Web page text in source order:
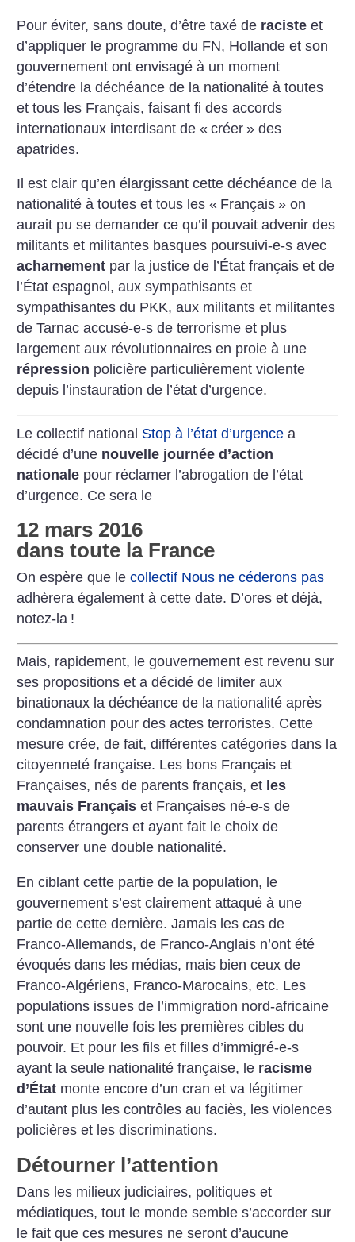
Pour éviter, sans doute, d’être taxé de raciste et
d’appliquer le programme du FN, Hollande et son
gouvernement ont envisagé à un moment
d’étendre la déchéance de la nationalité à toutes
et tous les Français, faisant fi des accords
internationaux interdisant de « créer » des
apatrides.
Il est clair qu’en élargissant cette déchéance de la
nationalité à toutes et tous les « Français » on
aurait pu se demander ce qu’il pouvait advenir des
militants et militantes basques poursuivi-e-s avec
acharnement par la justice de l’État français et de
l’État espagnol, aux sympathisants et
sympathisantes du PKK, aux militants et militantes
de Tarnac accusé-e-s de terrorisme et plus
largement aux révolutionnaires en proie à une
répression policière particulièrement violente
depuis l’instauration de l’état d’urgence.
Le collectif national Stop à l’état d’urgence a
décidé d’une nouvelle journée d’action
nationale pour réclamer l’abrogation de l’état
d’urgence. Ce sera le
12 mars 2016
dans toute la France
On espère que lecollectif Nous ne céderons pas
adhèrera également à cette date. D’ores et déjà,
notez-la !
Mais, rapidement, le gouvernement est revenu sur
ses propositions et a décidé de limiter aux
binationaux la déchéance de la nationalité après
condamnation pour des actes terroristes. Cette
mesure crée, de fait, différentes catégories dans la
citoyenneté française. Les bons Français et
Françaises, nés de parents français, et les
mauvais Français et Françaises né-e-s de
parents étrangers et ayant fait le choix de
conserver une double nationalité.
En ciblant cette partie de la population, le
gouvernement s’est clairement attaqué à une
partie de cette dernière. Jamais les cas de
Franco-Allemands, de Franco-Anglais n’ont été
évoqués dans les médias, mais bien ceux de
Franco-Algériens, Franco-Marocains, etc. Les
populations issues de l’immigration nord-africaine
sont une nouvelle fois les premières cibles du
pouvoir. Et pour les fils et filles d’immigré-e-s
ayant la seule nationalité française, le racisme
d’État monte encore d’un cran et va légitimer
d’autant plus les contrôles au faciès, les violences
policières et les discriminations.
Détourner l’attention
Dans les milieux judiciaires, politiques et
médiatiques, tout le monde semble s’accorder sur
le fait que ces mesures ne seront d’aucune